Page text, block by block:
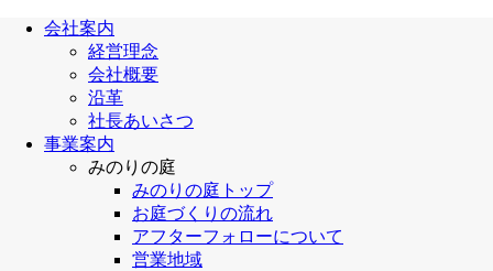
会社案内
経営理念
会社概要
沿革
社長あいさつ
事業案内
みのりの庭
みのりの庭トップ
お庭づくりの流れ
アフターフォローについて
営業地域